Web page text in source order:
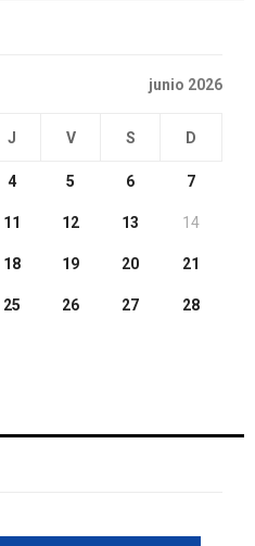
junio 2026
J V S D
4 5 6 7
11 12 13 14
18 19 20 21
25 26 27 28